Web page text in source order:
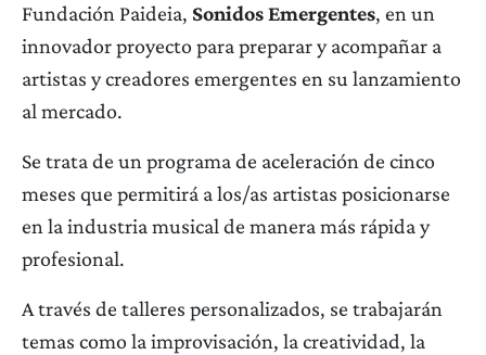
Fundación Paideia, Sonidos Emergentes, en un
innovador proyecto para preparar y acompañar a
artistas y creadores emergentes en su lanzamiento
al mercado.
Se trata de un programa de aceleración de cinco
meses que permitirá a los/as artistas posicionarse
en la industria musical de manera más rápida y
profesional.
A través de talleres personalizados, se trabajarán
temas como la improvisación, la creatividad, la